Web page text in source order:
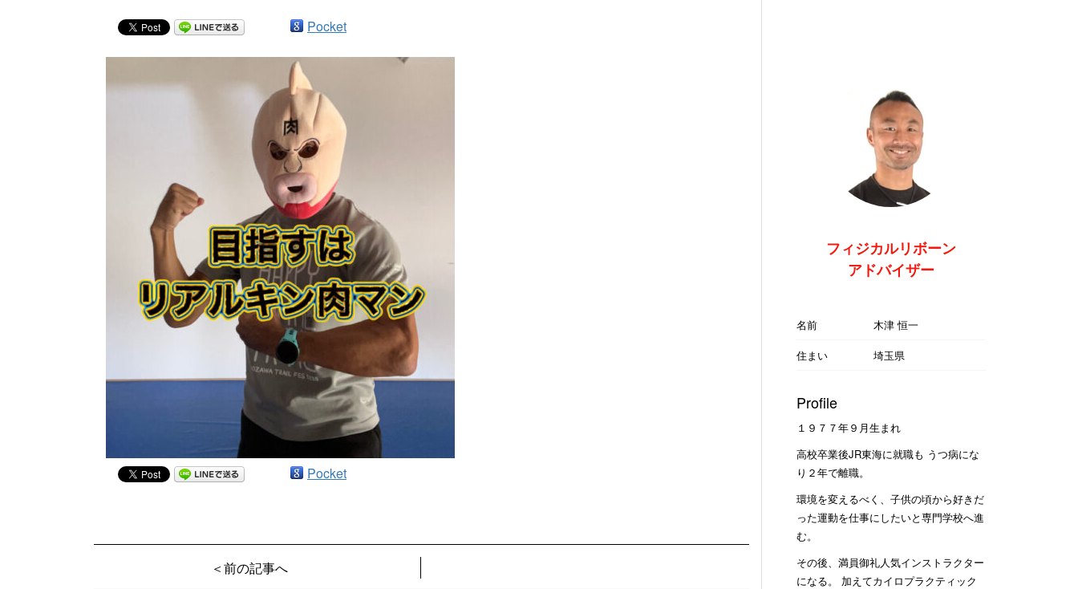
Pocket
Pocket
＜前の記事へ
フィジカルリボーン
アドバイザー
名前
木津 恒一
住まい
埼玉県
Profile
１９７７年９月生まれ
高校卒業後JR東海に就職も うつ病にな
り２年で離職。
環境を変えるべく、子供の頃から好きだ
った運動を仕事にしたいと専門学校へ進
む。
その後、満員御礼人気インストラクター
になる。 加えてカイロプラクティック